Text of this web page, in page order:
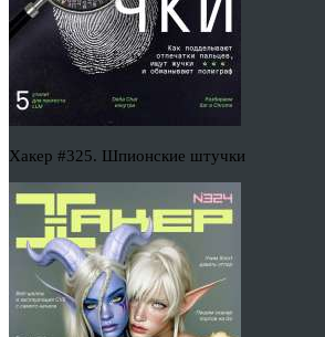
Хакер #325. Шпионские штучки